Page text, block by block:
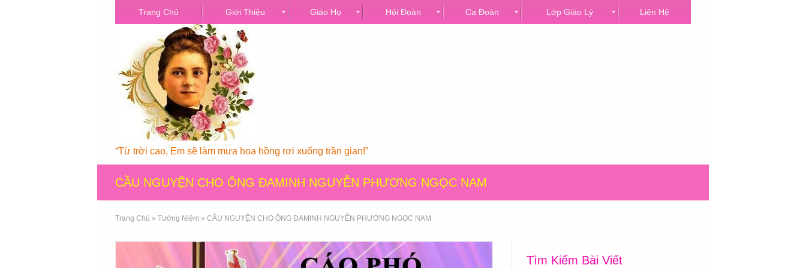
“Từ trời cao, Em sẽ làm mưa hoa hồng rơi xuống trần gian!”
Trang Chủ Giới Thiệu Giáo Họ Hội Đoàn Ca Đoàn Lớp Giáo Lý Liên Hệ
CẦU NGUYỆN CHO ÔNG ĐAMINH NGUYỄN PHƯƠNG NGỌC NAM
Trang Chủ » Tưởng Niệm » CẦU NGUYỆN CHO ÔNG ĐAMINH NGUYỄN PHƯƠNG NGỌC NAM
Tìm Kiếm Bài Viết